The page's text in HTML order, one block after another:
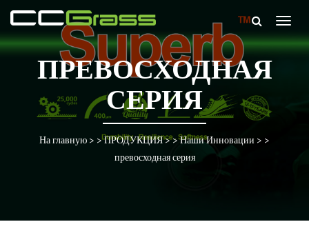
ПРЕВОСХОДНАЯ
СЕРИЯ
На главную > >ПРОДУКЦИЯ> >Наши Инновации > >
превосходная серия